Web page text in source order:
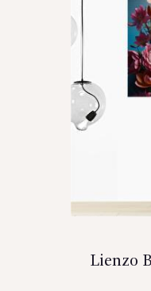
Lienzo